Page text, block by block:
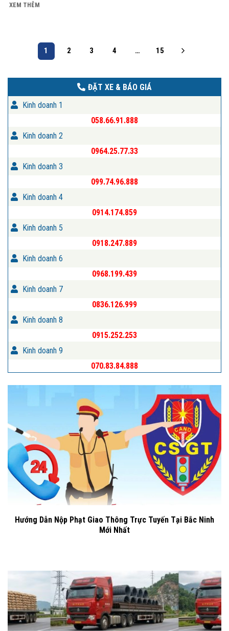
XEM THÊM
1 2 3 4 … 15
ĐẶT XE & BÁO GIÁ
Kinh doanh 1
058.66.91.888
Kinh doanh 2
0964.25.77.33
Kinh doanh 3
099.74.96.888
Kinh doanh 4
0914.174.859
Kinh doanh 5
0918.247.889
Kinh doanh 6
0968.199.439
Kinh doanh 7
0836.126.999
Kinh doanh 8
0915.252.253
Kinh doanh 9
070.83.84.888
Hướng Dẫn Nộp Phạt Giao Thông Trực Tuyến Tại Bắc Ninh
Mới Nhất